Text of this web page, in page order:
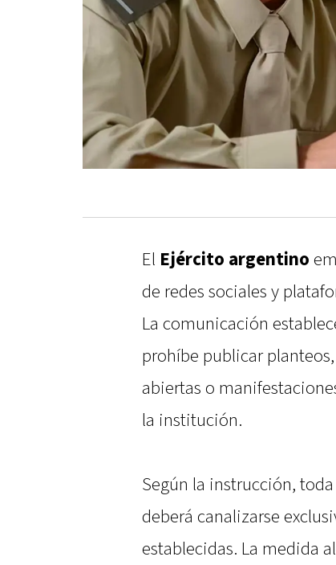
El Ejército argentino
de redes sociales y
La comunicación
prohíbe publicar
abiertas o
la institución.
Según la instrucción,
deberá canalizarse
establecidas. La medida